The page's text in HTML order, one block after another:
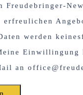
Freudebringer-
erfreulichen
werden
Einwillingung
an